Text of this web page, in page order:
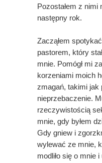
Pozostałem z nimi
następny rok.
Zacząłem
pastorem, który
mnie. Pomógł mi
korzeniami moich
zmagań, takimi jak
nieprzebaczenie.
rzeczywistością
mnie, gdy byłem
Gdy gniew i
wylewać ze mnie,
modliło się o mnie i